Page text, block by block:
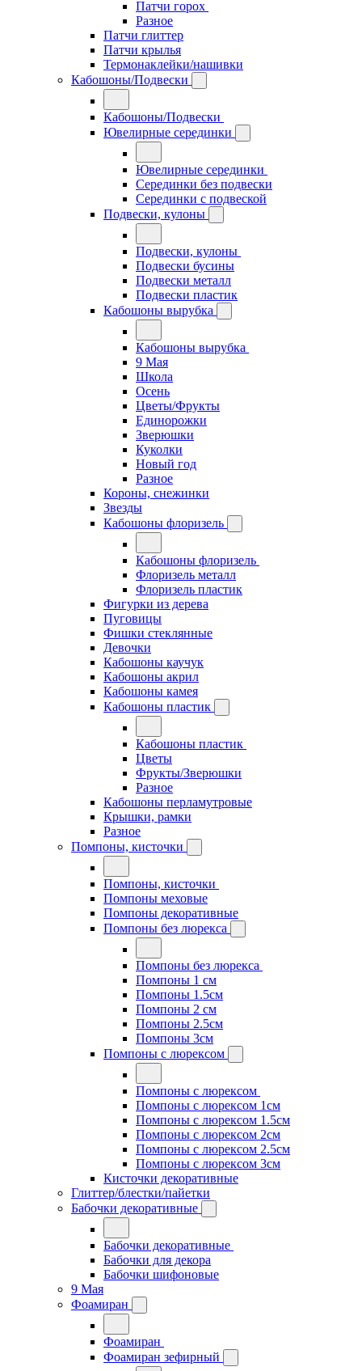
Патчи горох
Разное
Патчи глиттер
Патчи крылья
Термонаклейки/нашивки
Кабошоны/Подвески
Кабошоны/Подвески
Ювелирные серединки
Ювелирные серединки
Серединки без подвески
Серединки с подвеской
Подвески, кулоны
Подвески, кулоны
Подвески бусины
Подвески металл
Подвески пластик
Кабошоны вырубка
Кабошоны вырубка
9 Мая
Школа
Осень
Цветы/Фрукты
Единорожки
Зверюшки
Куколки
Новый год
Разное
Короны, снежинки
Звезды
Кабошоны флоризель
Кабошоны флоризель
Флоризель металл
Флоризель пластик
Фигурки из дерева
Пуговицы
Фишки стеклянные
Девочки
Кабошоны каучук
Кабошоны акрил
Кабошоны камея
Кабошоны пластик
Кабошоны пластик
Цветы
Фрукты/Зверюшки
Разное
Кабошоны перламутровые
Крышки, рамки
Разное
Помпоны, кисточки
Помпоны, кисточки
Помпоны меховые
Помпоны декоративные
Помпоны без люрекса
Помпоны без люрекса
Помпоны 1 см
Помпоны 1.5см
Помпоны 2 см
Помпоны 2.5см
Помпоны 3см
Помпоны с люрексом
Помпоны с люрексом
Помпоны с люрексом 1см
Помпоны с люрексом 1.5см
Помпоны с люрексом 2см
Помпоны с люрексом 2.5см
Помпоны с люрексом 3см
Кисточки декоративные
Глиттер/блестки/пайетки
Бабочки декоративные
Бабочки декоративные
Бабочки для декора
Бабочки шифоновые
9 Мая
Фоамиран
Фоамиран
Фоамиран зефирный